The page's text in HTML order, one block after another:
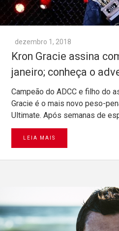
dezembro 1, 2018
Kron Gracie assina
janeiro; conheça o
Campeão do ADCC e filho do
Gracie é o mais novo peso-
Ultimate. Após semanas de
LEIA MAIS